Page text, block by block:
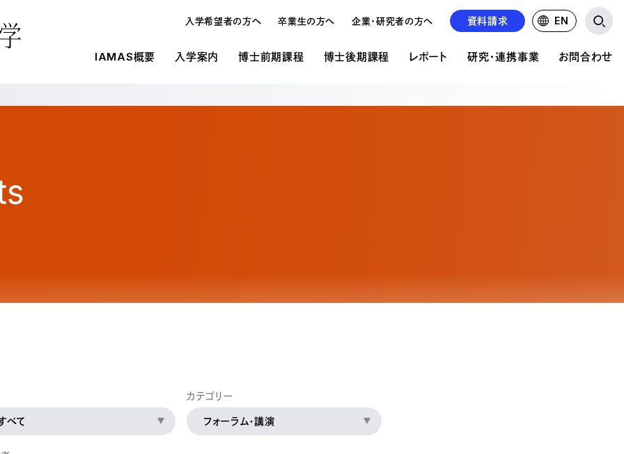
IAMAS概要 入学案内 博士前期課程 博士後期課程 レポート 研究・連携事業 お問合わせ
入学希望者の方へ 卒業生の方へ 企業・研究者の方へ 資料請求 EN
べて
カテゴリー
フォーラム・講演